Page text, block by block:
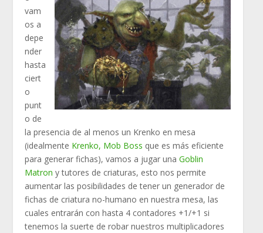
vam
os a
depe
nder
hasta
ciert
o
punt
o de
la presencia de al menos un Krenko en mesa
(idealmente Krenko, Mob Boss que es más eficiente
para generar fichas), vamos a jugar unaGoblin
Matron y tutores de criaturas, esto nos permite
aumentar las posibilidades de tener un generador de
fichas de criatura no-humano en nuestra mesa, las
cuales entrarán con hasta 4 contadores +1/+1 si
tenemos la suerte de robar nuestros multiplicadores